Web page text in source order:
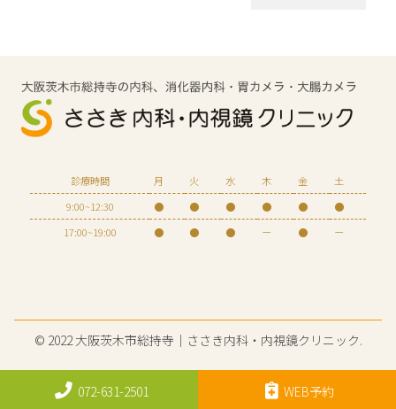
診療時間 月 火 水 木 金
土
9:00~12:30
● ● ● ● ●
●
17:00~19:00
● ● ● ー ● ー
© 2022 大阪茨木市総持寺｜ささき内科・内視鏡クリニック.
072-631-2501 WEB予約